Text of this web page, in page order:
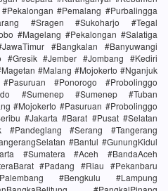
#Pemalang #Purbalingga
#Sragen #Sukoharjo #Tegal
#Magelang #Pekalongan #Salatiga
#Bangkalan #Banyuwangi
#Gresik #Jember #Jombang #Kediri
#Malang #Mojokerto #Nganjuk
#Ponorogo #Probolinggo
#Sumenep #Sumenep #Tuban
#Mojokerto #Pasuruan #Probolinggo
#Jakarta #Barat #Pusat #Selatan
#Serang #Tangerang
#Bantul #GunungKidul
#Sumatera #Aceh #BandaAceh
#Padang #Riau #Pekanbaru
#Bengkulu #Lampung